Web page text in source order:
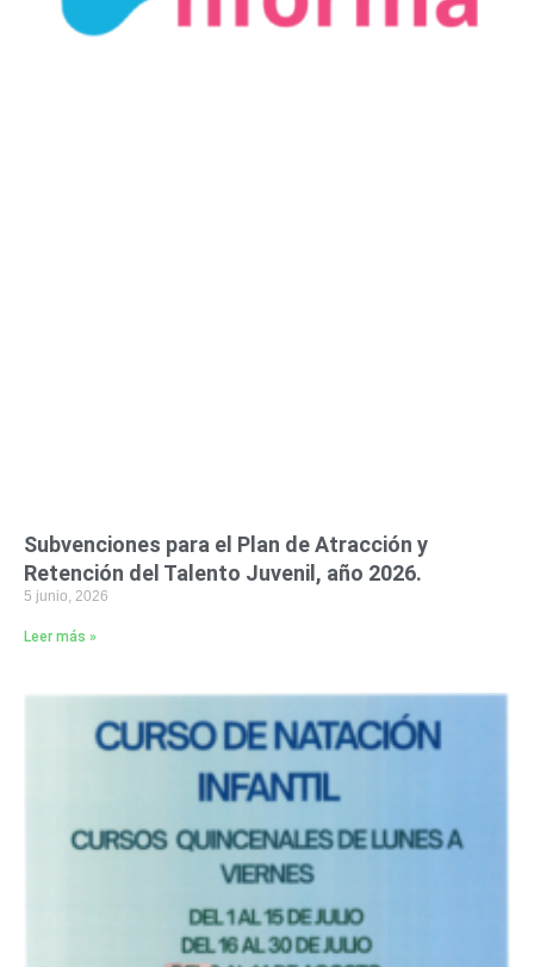
Subvenciones para el Plan de Atracción y
Retención del Talento Juvenil, año 2026.
5 junio, 2026
Leer más »